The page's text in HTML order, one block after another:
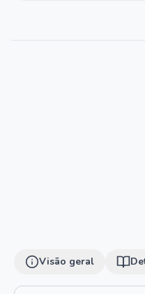
Visão geral